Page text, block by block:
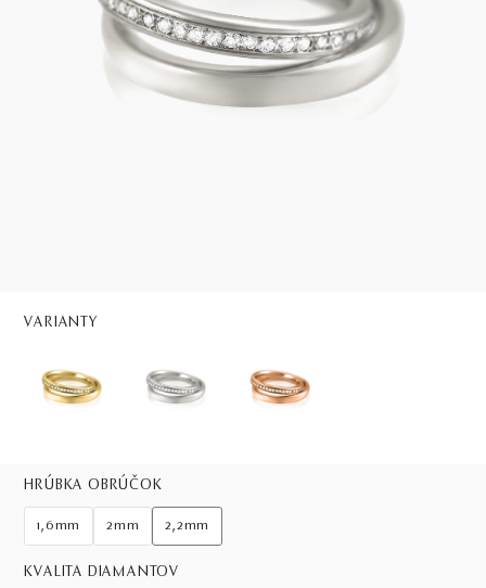
VARIANTY
HRÚBKA OBRÚČOK
1,6mm 2mm 2,2mm
KVALITA DIAMANTOV